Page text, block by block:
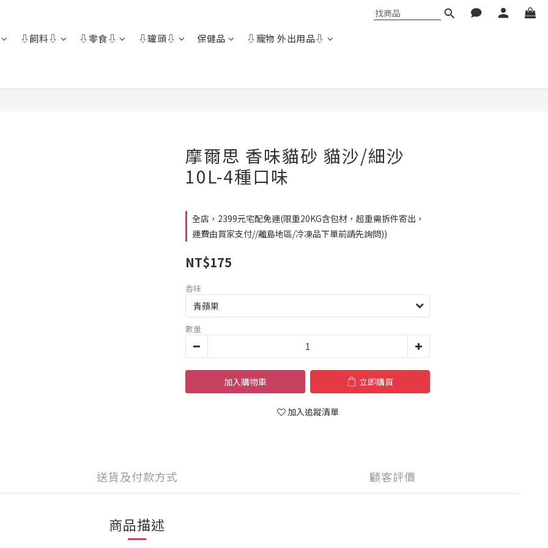
⇩飼料⇩ ⇩零食⇩ ⇩罐頭⇩ 保健品 ⇩寵物 外出用品⇩
摩爾思 香味貓砂 貓沙/細沙
10L-4種口味
全店，2399元宅配免運(限重20KG含包材，超重需拆件寄出，
運費由買家支付//離島地區/冷凍品下單前請先詢問))
NT$175
香味
數量
加入購物車 立即購買
加入追蹤清單
送貨及付款方式 顧客評價
商品描述